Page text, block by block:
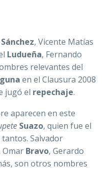
Sánchez, Vicente Matías
Ludueña, Fernando
relevantes del
en el Clausura 2008
jugó el repechaje.
aparecen en este
Suazo, quien fue el
Salvador
Omar Bravo, Gerardo
son otros nombres